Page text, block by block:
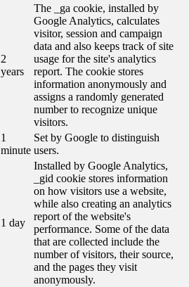
2
years
The _ga cookie, installed by
Google Analytics, calculates
visitor, session and campaign
data and also keeps track of site
usage for the site's analytics
report. The cookie stores
information anonymously and
assigns a randomly generated
number to recognize unique
visitors.
1
minute
Set by Google to distinguish
users.
1 day
Installed by Google Analytics,
_gid cookie stores information
on how visitors use a website,
while also creating an analytics
report of the website's
performance. Some of the data
that are collected include the
number of visitors, their source,
and the pages they visit
anonymously.